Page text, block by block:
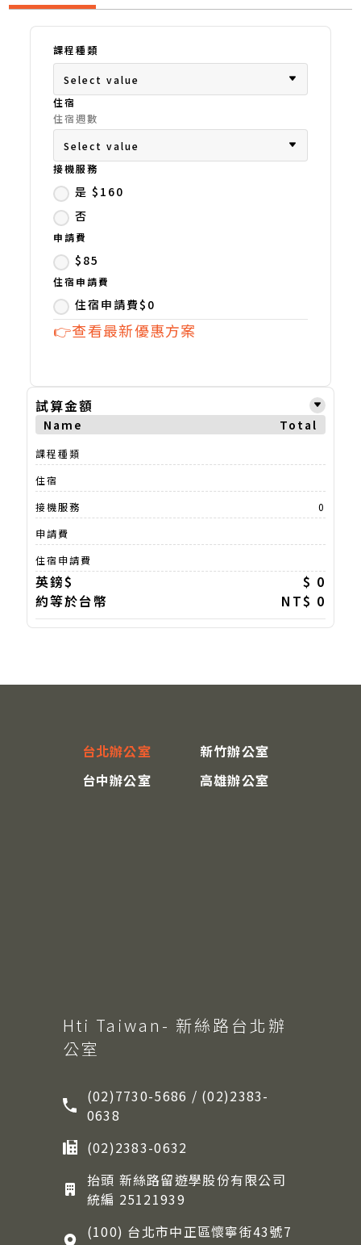
課程種類
Select value
住宿
住宿週數
Select value
接機服務
是 $160
否
申請費
$85
住宿申請費
住宿申請費$0
👉查看最新優惠方案
試算金額
Name Total
課程種類
住宿
接機服務
0
申請費
住宿申請費
英鎊$
$ 0
約等於台幣
NT$ 0
台北辦公室
新竹辦公室
台中辦公室
高雄辦公室
Hti Taiwan- 新絲路台北辦
公室
(02)7730-5686 / (02)2383-
0638
(02)2383-0632
抬頭 新絲路留遊學股份有限公司
統編 25121939
(100) 台北市中正區懷寧街43號7